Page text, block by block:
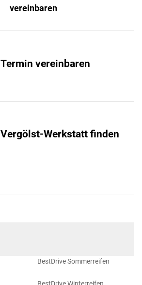
vereinbaren
Termin vereinbaren
Vergölst-Werkstatt finden
BestDrive Sommerreifen